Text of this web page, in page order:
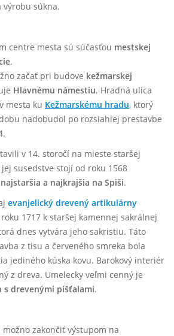
výrobu súkna.
centre mesta sú súčasťou mestskej
.
začať pri budove kežmarskej
Hlavnému námestiu. Hradná ulica
mesta ku Kežmarskému hradu, ktorý
nadobudol po rozsiahlej prestavbe
v 14. storočí na mieste staršej
susedstve stojí od roku 1568
a najkrajšia na Spiši.
evanjelický drevený artikulárny
1717 k staršej kamennej sakrálnej
dnes vytvára jeho sakristiu. Táto
z tisu a červeného smreka bola
jediného kúska kovu. Barokový interiér
z dreva. Umelecky veľmi cenný je
s drevenými píšťalami.
zakončiť výstupom na